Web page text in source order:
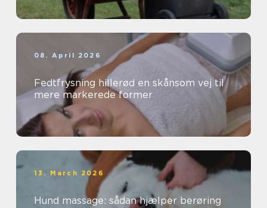
08. April 2026
Fedtfrysning hillerød en skånsom vej til
mere markerede former
13. March 2026
Hund massage: sådan hjælper berøring